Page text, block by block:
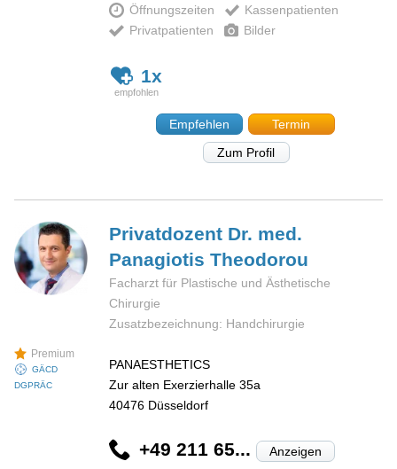
Öffnungszeiten
Kassenpatienten
Privatpatienten
Bilder
1x
Empfehlen
Termin
Zum Profil
Premium
GÄCD
DGPRÄC
Privatdozent Dr. med.
PanagiotisTheodorou
Facharzt für Plastische und Ästhetische
Chirurgie
Zusatzbezeichnung: Handchirurgie
PANAESTHETICS
Zur alten Exerzierhalle 35a
40476 Düsseldorf
+49 211 65... Anzeigen